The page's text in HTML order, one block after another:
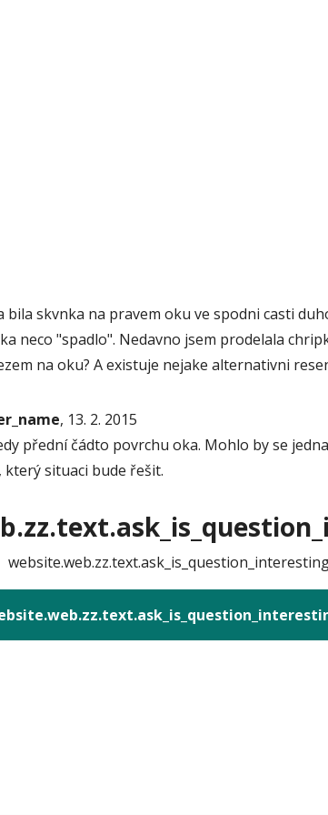
skvnka na pravem oku ve spodni casti
neco "spadlo". Nedavno jsem prodelala
na oku? A existuje nejake alternativni
, 13. 2. 2015
přední čádto povrchu oka. Mohlo by se
situaci bude řešit.